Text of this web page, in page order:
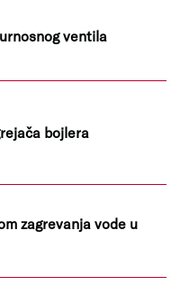
ventila
bojlera
zagrevanja vode u